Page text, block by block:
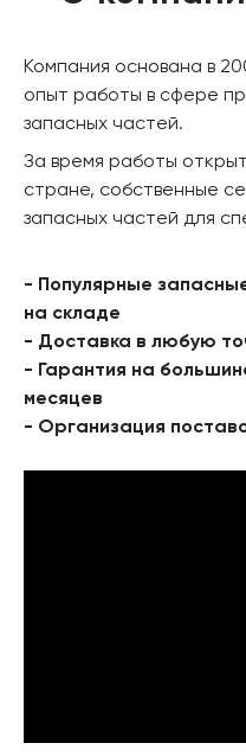
Компания основана в
опыт работы в сфере
запасных частей.
За время работы
стране, собственные
запасных частей для
- Популярные
на складе
- Доставка в любую
- Гарантия на
месяцев
- Организация